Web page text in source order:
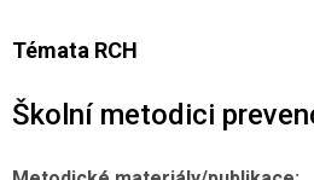
Ze světa prevence
Témata RCH
Co je rizikové chování (RCH)
Školní metodici